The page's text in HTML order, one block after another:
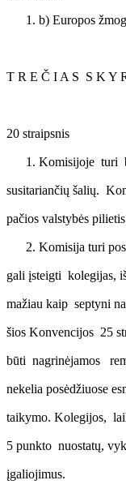
b) Europos
T R E Č I A S S K Y
20 straipsnis
Komisijoje turi
susitariančių šalių.
pačios valstybės
Komisija turi
gali įsteigti kolegijas,
mažiau kaip septyni
šios Konvencijos 25
būti nagrinėjamos
nekelia posėdžiuose
taikymo. Kolegijos,
5 punkto nuostatų,
įgaliojimus.